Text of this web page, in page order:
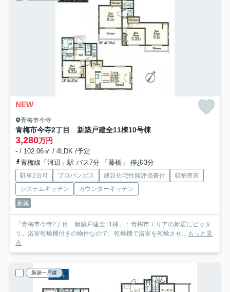
NEW
青梅市今寺
青梅市今寺2丁目 新築戸建全11棟10号棟
3,280万円
- / 102.06㎡ / 4LDK /予定
青梅線「河辺」駅 バス7分 「藤橋」 停歩3分
駐車2台可 プロパンガス 建設住宅性能評価書付
収納豊富
システムキッチン
カウンターキッチン
新築
「青梅市今寺2丁目 新築戸建全11棟」：青梅市エリアの新居にピッタ
リ。浴室乾燥機付きの物件なので、乾燥機で浴室を乾燥させ... もっと見
る
新築一戸建